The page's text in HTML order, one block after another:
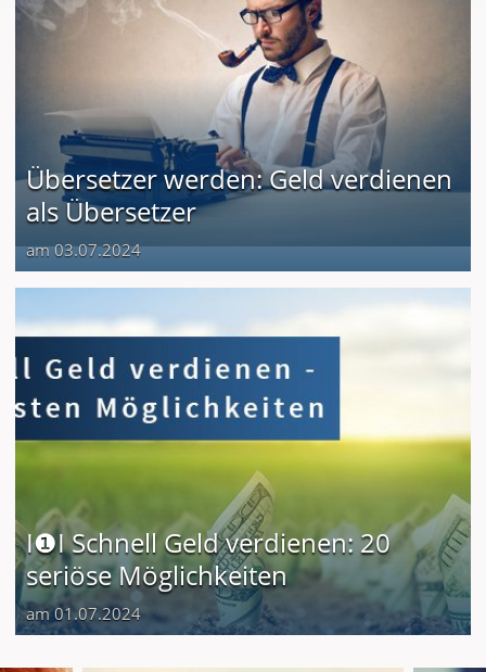
Übersetzer werden: Geld verdienen
als Übersetzer
am 03.07.2024
I❶I Schnell Geld verdienen: 20
seriöse Möglichkeiten
am 01.07.2024